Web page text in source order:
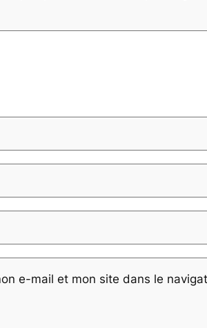
e-mail et mon site dans le